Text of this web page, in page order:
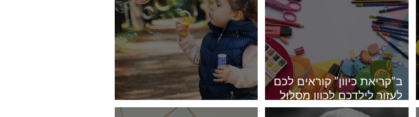
ב”קריאת כיוון” קוראים לכם
לעזור לילדכם לכוון מסלול
מחדש | אתי רוזנצוייג
איכות השייכות | אתי רוזנצוייג